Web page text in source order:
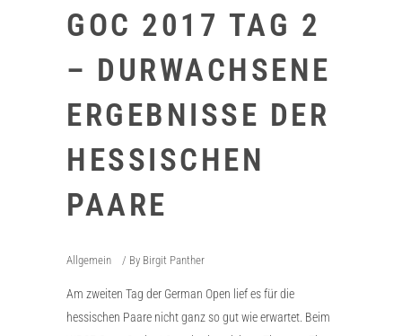
GOC 2017 TAG 2
– DURWACHSENE
ERGEBNISSE DER
HESSISCHEN
PAARE
Allgemein By Birgit Panther
Am zweiten Tag der German Open lief es für die
hessischen Paare nicht ganz so gut wie erwartet. Beim